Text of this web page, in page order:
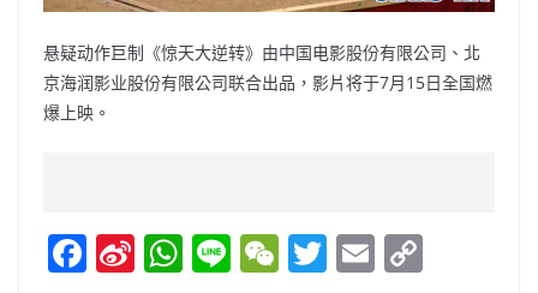
悬疑动作巨制《惊天大逆转》由中国电影股份有限公司、北
京海润影业股份有限公司联合出品，影片将于7月15日全国燃
爆上映。
F Si W Li W T E